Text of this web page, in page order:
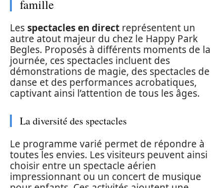
famille
Lesspectacles en direct représentent un
autre atout majeur du chez le Happy Park
Begles. Proposés à différents moments de la
journée, ces spectacles incluent des
démonstrations de magie, des spectacles de
danse et des performances acrobatiques,
captivant ainsi l’attention de tous les âges.
La diversité des spectacles
Le programme varié permet de répondre à
toutes les envies. Les visiteurs peuvent ainsi
choisir entre un spectacle aérien
impressionnant ou un concert de musique